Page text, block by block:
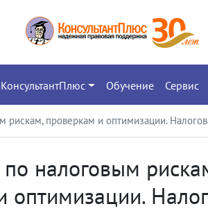
КонсультантПлюс Обучение Сервис
рискам, проверкам и оптимизации.
налоговым
оптимизации.